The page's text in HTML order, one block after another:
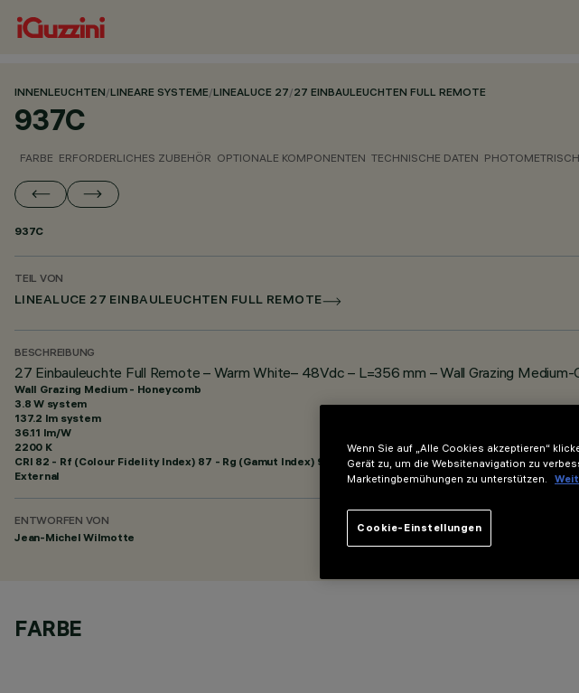
INNENLEUCHTEN/LINEARE SYSTEME/LINEALUCE 27/27 EINBAULEUCHTEN FULL REMOTE
937C
FARBE ERFORDERLICHES ZUBEHÖR OPTIONALE KOMPONENTEN TECHNISCHE DATEN
937C
TEIL VON
LINEALUCE 27 EINBAULEUCHTEN FULL REMOTE
BESCHREIBUNG
27 Einbauleuchte Full Remote – Warm White– 48Vdc – L=356 mm – Wall Grazing
Wall Grazing Medium - Honeycomb
3.8 W system
137.2 lm system
36.11 lm/W
2200 K
CRI 82 - Rf (Colour Fidelity Index) 87 - Rg (Gamut Index) 97
External
ENTWORFEN VON
Jean-Michel Wilmotte
FARBE
Wenn Sie auf „Alle Cookies akzeptieren“
Gerät zu, um die Websitenavigation zu
Marketingbemühungen zu unterstützen.
Cookie-Einstellungen